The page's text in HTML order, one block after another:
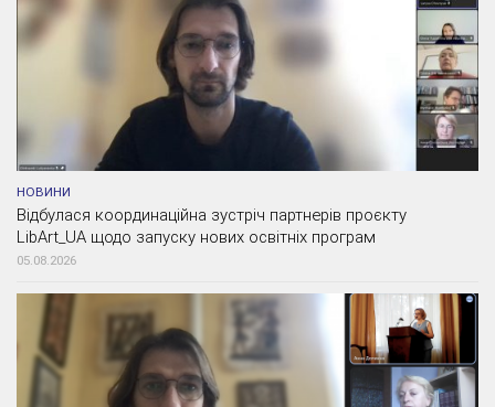
НОВИНИ
Відбулася координаційна зустріч партнерів проєкту
LibArt_UA щодо запуску нових освітніх програм
05.08.2026